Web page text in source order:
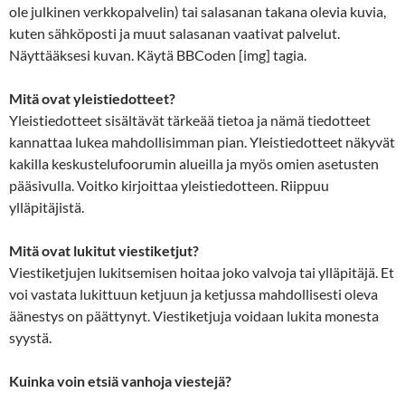
ole julkinen verkkopalvelin) tai salasanan takana olevia kuvia,
kuten sähköposti ja muut salasanan vaativat palvelut.
Näyttääksesi kuvan. Käytä BBCoden [img] tagia.
Mitä ovat yleistiedotteet?
Yleistiedotteet sisältävät tärkeää tietoa ja nämä tiedotteet
kannattaa lukea mahdollisimman pian. Yleistiedotteet näkyvät
kakilla keskustelufoorumin alueilla ja myös omien asetusten
pääsivulla. Voitko kirjoittaa yleistiedotteen. Riippuu
ylläpitäjistä.
Mitä ovat lukitut viestiketjut?
Viestiketjujen lukitsemisen hoitaa joko valvoja tai ylläpitäjä. Et
voi vastata lukittuun ketjuun ja ketjussa mahdollisesti oleva
äänestys on päättynyt. Viestiketjuja voidaan lukita monesta
syystä.
Kuinka voin etsiä vanhoja viestejä?